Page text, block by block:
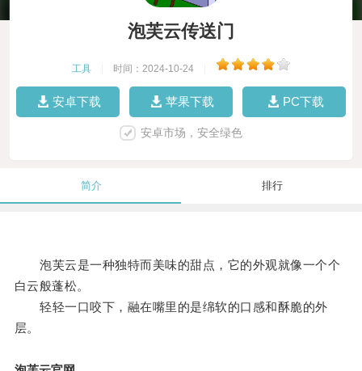
泡芙云传送门
工具 时间：2024-10-24
安卓下载 苹果下载 PC下载
安卓市场，安全绿色
简介 排行
泡芙云是一种独特而美味的甜点，它的外观就像一个个
白云般蓬松。
轻轻一口咬下，融在嘴里的是绵软的口感和酥脆的外
层。